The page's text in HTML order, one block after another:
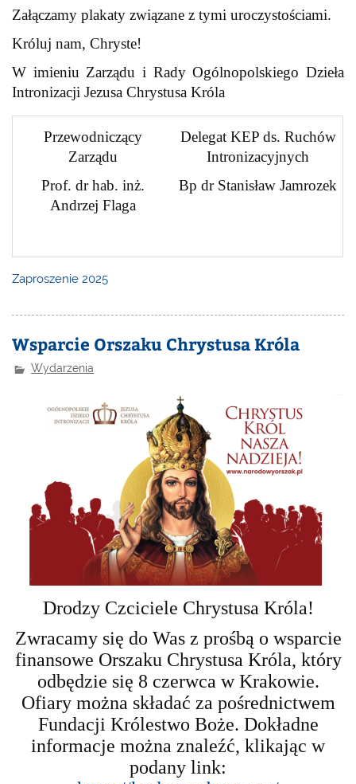
Załączamy plakaty związane z tymi uroczystościami.
Króluj nam, Chryste!
W imieniu Zarządu i Rady Ogólnopolskiego Dzieła
Intronizacji Jezusa Chrystusa Króla
Przewodniczący
Zarządu
Prof. dr hab. inż.
Andrzej Flaga
Delegat KEP ds. Ruchów
Intronizacyjnych
Bp dr Stanisław Jamrozek
Zaproszenie 2025
Wsparcie Orszaku Chrystusa Króla
Wydarzenia
Drodzy Czciciele Chrystusa Króla!
Zwracamy się do Was z prośbą o wsparcie
finansowe Orszaku Chrystusa Króla, który
odbędzie się 8 czerwca w Krakowie.
Ofiary można składać za pośrednictwem
Fundacji Królestwo Boże. Dokładne
informacje można znaleźć, klikając w
podany link: